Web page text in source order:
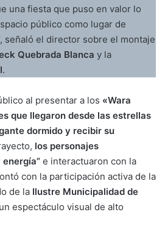
una fiesta que puso en valor lo
público como lugar de
señaló el director sobre el montaje
Quebrada Blanca y la
.
al presentar a los «Wara
que llegaron desde las estrellas
dormido y recibir su
los personajes
e interactuaron con la
con la participación activa de la
de la Ilustre Municipalidad de
espectáculo visual de alto